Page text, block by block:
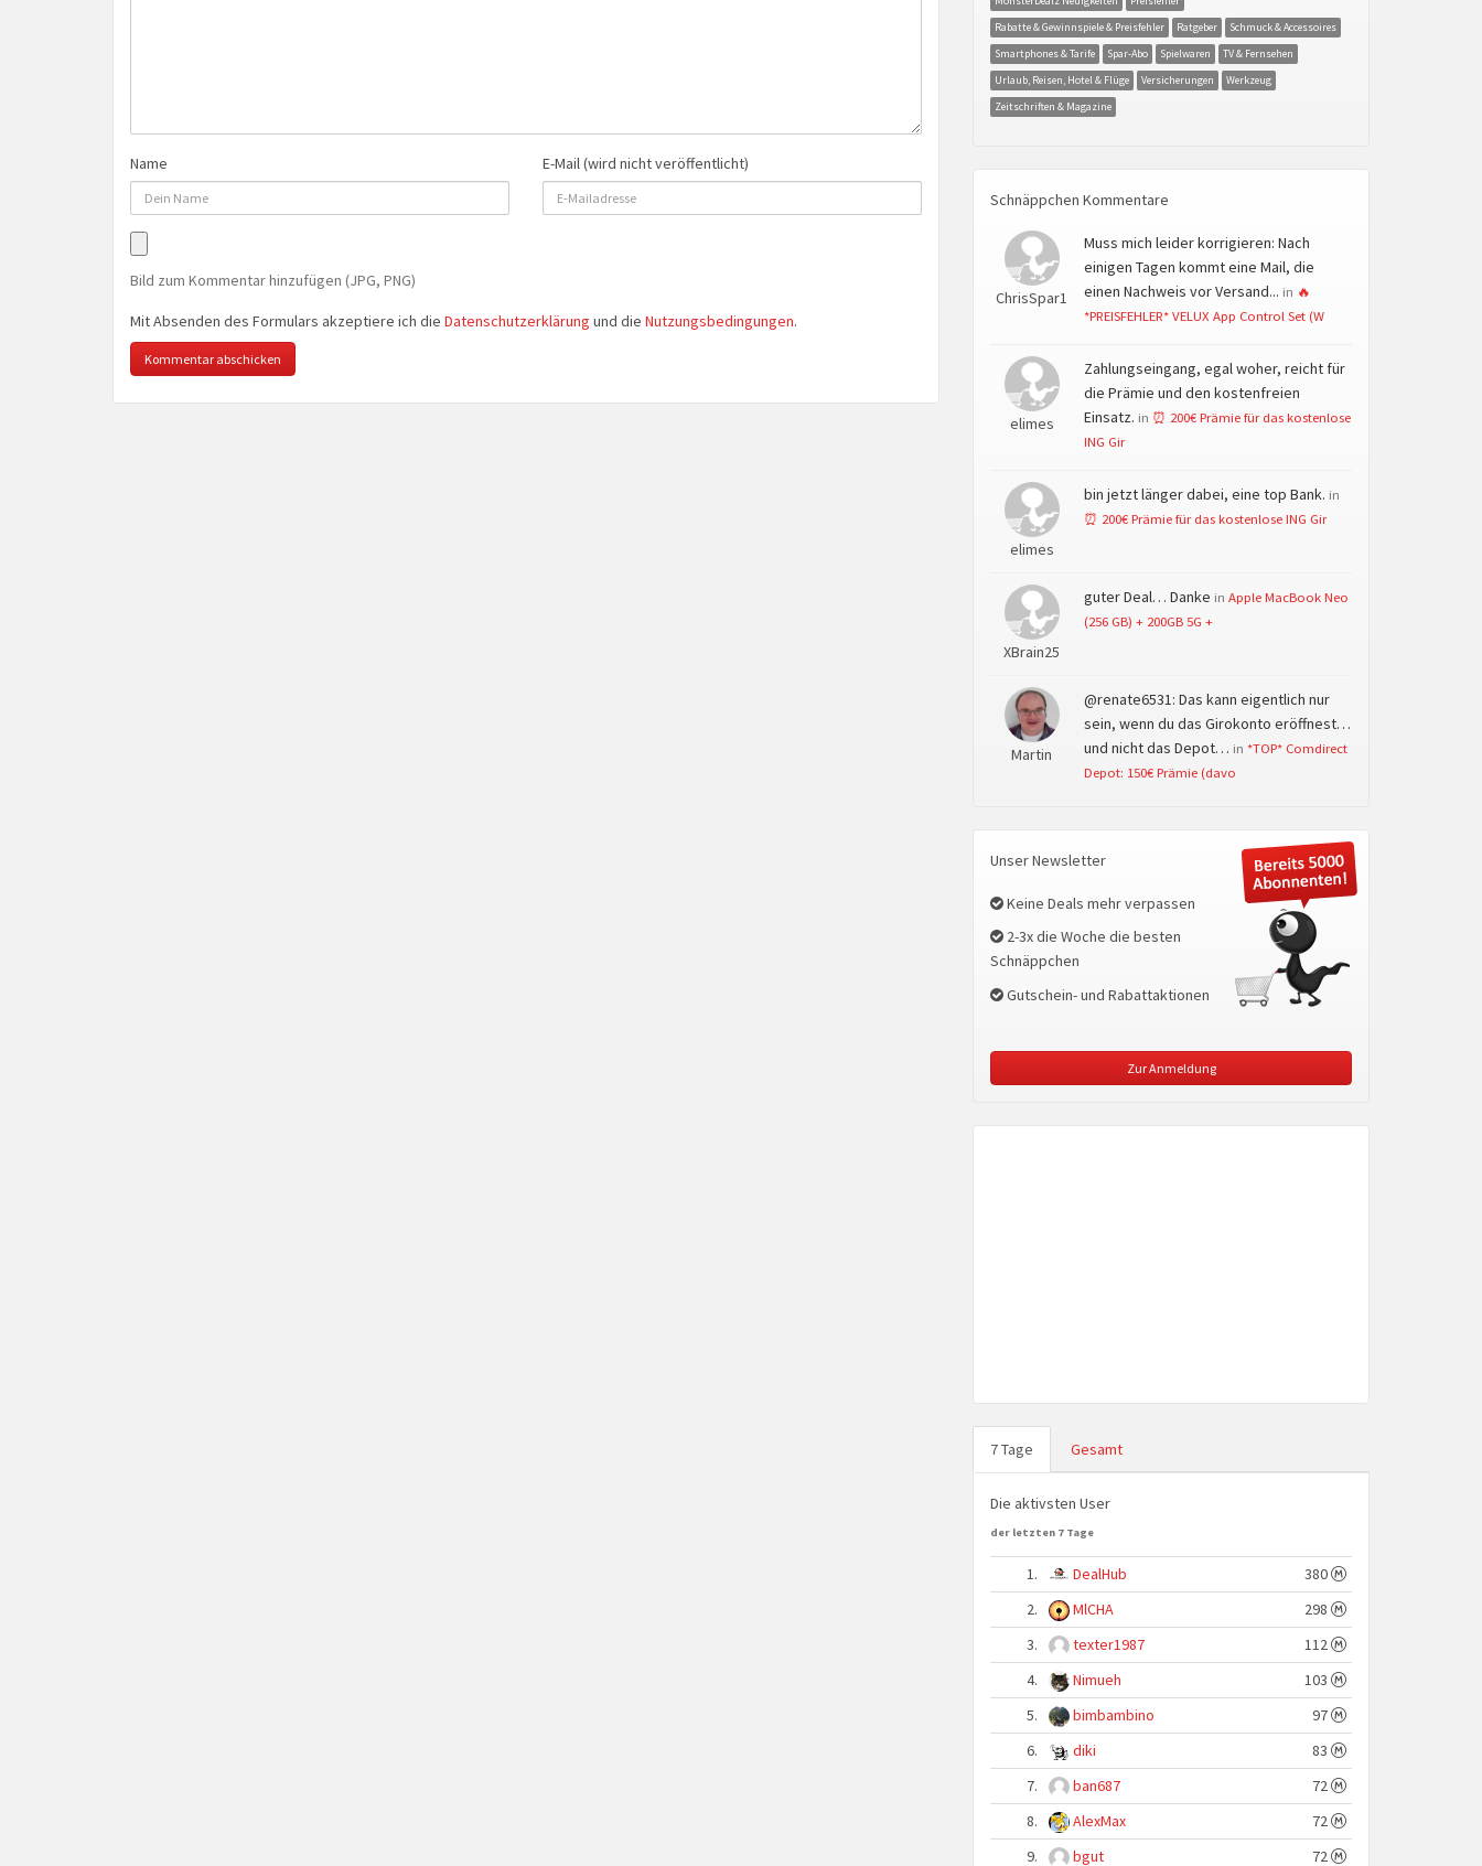
Name E-Mail (wird nicht veröffentlicht)
Bild zum Kommentar hinzufügen (JPG, PNG)
Mit Absenden des Formulars akzeptiere ich die Datenschutzerklärung und die Nutzungsbedingungen.
Rabatte & Gewinnspiele & Preisfehler
Ratgeber
Schmuck & Accessoires
Smartphones & Tarife
Spar-Abo Spielwaren
TV & Fernsehen
Urlaub, Reisen, Hotel & Flüge
Versicherungen
Werkzeug
Zeitschriften & Magazine
Schnäppchen Kommentare
ChrisSpar1
Muss mich leider korrigieren: Nach
einigen Tagen kommt eine Mail, die
einen Nachweis vor Versand... in 🔥
*PREISFEHLER* VELUX App Control Set (W
elimes
Zahlungseingang, egal woher, reicht für
die Prämie und den kostenfreien
Einsatz. in ⏰ 200€ Prämie für das kostenlose
ING Gir
elimes
bin jetzt länger dabei, eine top Bank. in
⏰ 200€ Prämie für das kostenlose ING Gir
XBrain25
guter Deal… Danke in Apple MacBook Neo
(256 GB) + 200GB 5G +
Martin
@renate6531: Das kann eigentlich nur
sein, wenn du das Girokonto eröffnest…
und nicht das Depot… in *TOP* Comdirect
Depot: 150€ Prämie (davo
Unser Newsletter
Keine Deals mehr verpassen
2-3x die Woche die besten
Schnäppchen
Gutschein- und Rabattaktionen
Zur Anmeldung
7 Tage Gesamt
Die aktivsten User
der letzten 7 Tage
1. DealHub
380
2.
MlCHA
298
3.
texter1987
112
4.
Nimueh
103
5.
bimbambino
97
6.
diki
83
7.
ban687
72
8.
AlexMax
72
9.
bgut 72